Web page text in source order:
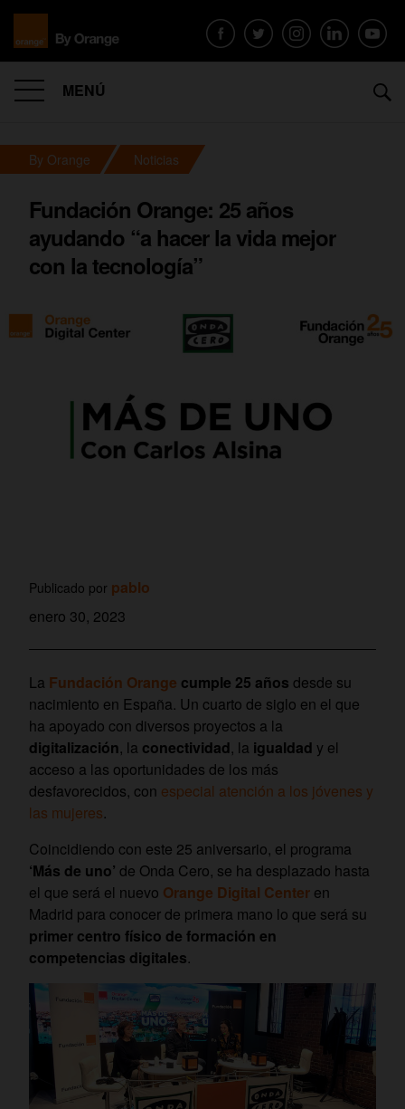
MENÚ
By Orange Noticias
Fundación Orange: 25 años
ayudando “a hacer la vida mejor
con la tecnología”
Publicado por pablo
enero 30, 2023
La Fundación Orange cumple 25 años desde su
nacimiento en España. Un cuarto de siglo en el que
ha apoyado con diversos proyectos a la
digitalización, la conectividad, la igualdad y el
acceso a las oportunidades de los más
desfavorecidos, con especial atención a los jóvenes y
las mujeres.
Coincidiendo con este 25 aniversario, el programa
‘Más de uno’ de Onda Cero, se ha desplazado hasta
el que será el nuevo Orange Digital Center en
Madrid para conocer de primera mano lo que será su
primer centro físico de formación en
competencias digitales.